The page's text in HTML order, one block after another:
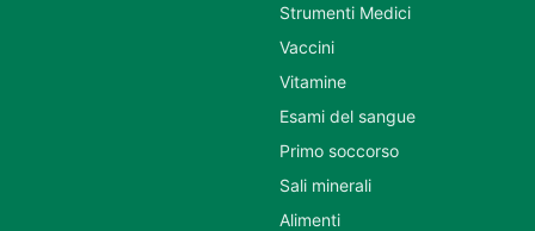
Strumenti Medici
Vaccini
Vitamine
Esami del sangue
Primo soccorso
Sali minerali
Alimenti